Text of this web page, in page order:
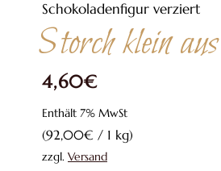
Storch klein
4,60€
Enthält 7% MwSt
(92,00€ / 1 kg)
zzgl. Versand
Schokoladenfigur verziert